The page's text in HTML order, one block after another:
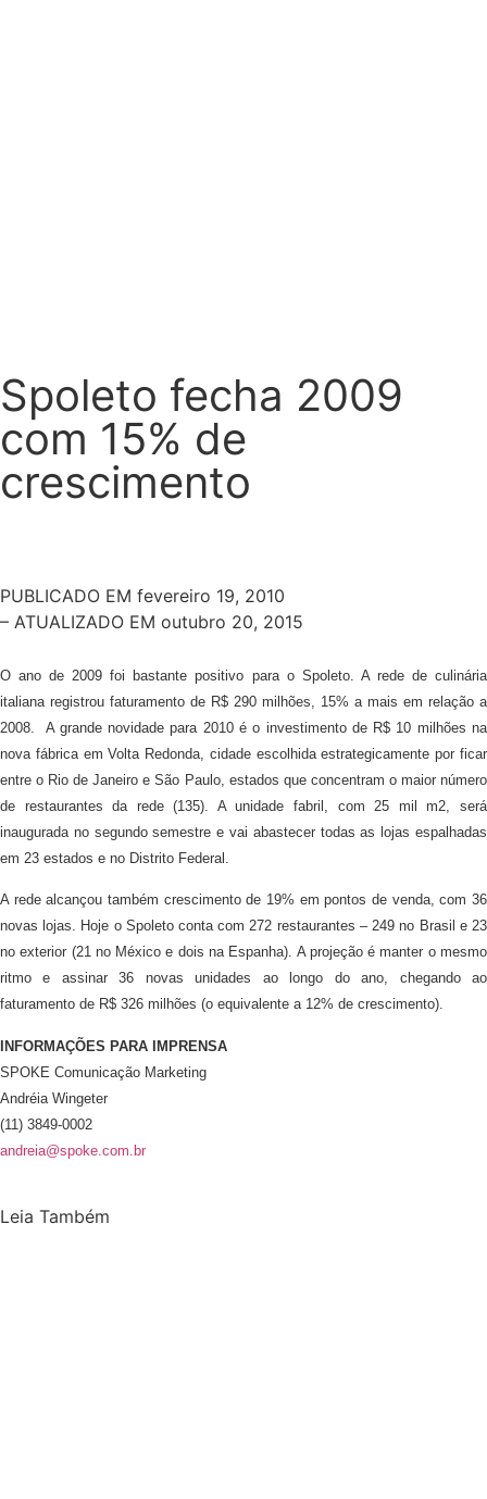
Spoleto fecha 2009
com 15% de
crescimento
PUBLICADO EM fevereiro 19, 2010
– ATUALIZADO EM outubro 20, 2015
O ano de 2009 foi bastante positivo para o Spoleto. A rede de culinária
italiana registrou faturamento de R$ 290 milhões, 15% a mais em relação a
2008. A grande novidade para 2010 é o investimento de R$ 10 milhões na
nova fábrica em Volta Redonda, cidade escolhida estrategicamente por ficar
entre o Rio de Janeiro e São Paulo, estados que concentram o maior número
de restaurantes da rede (135). A unidade fabril, com 25 mil m2, será
inaugurada no segundo semestre e vai abastecer todas as lojas espalhadas
em 23 estados e no Distrito Federal.
A rede alcançou também crescimento de 19% em pontos de venda, com 36
novas lojas. Hoje o Spoleto conta com 272 restaurantes – 249 no Brasil e 23
no exterior (21 no México e dois na Espanha). A projeção é manter o mesmo
ritmo e assinar 36 novas unidades ao longo do ano, chegando ao
faturamento de R$ 326 milhões (o equivalente a 12% de crescimento).
INFORMAÇÕES PARA IMPRENSA
SPOKE Comunicação Marketing
Andréia Wingeter
(11) 3849-0002
andreia@spoke.com.br
Leia Também